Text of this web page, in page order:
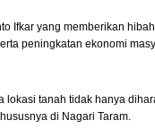
Ifkar yang memberikan
peningkatan ekonomi
lokasi tanah tidak hanya
di Nagari Taram.